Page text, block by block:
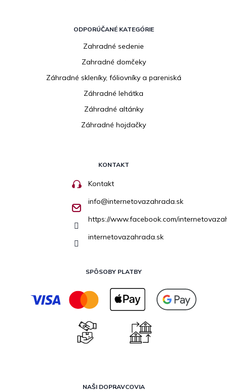
ODPORÚČANÉ KATEGÓRIE
Zahradné sedenie
Zahradné domčeky
Záhradné skleníky, fóliovníky a pareniská
Záhradné lehátka
Záhradné altánky
Záhradné hojdačky
KONTAKT
Kontakt
info@internetovazahrada.sk
https://www.facebook.com/
internetovazahrada.sk
SPÔSOBY PLATBY
NAŠI DOPRAVCOVIA